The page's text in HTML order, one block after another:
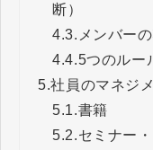
断）
4.3. メンバー
4.4.5つのルー
5.社員のマネジ
5.1.書籍
5.2.セミナー